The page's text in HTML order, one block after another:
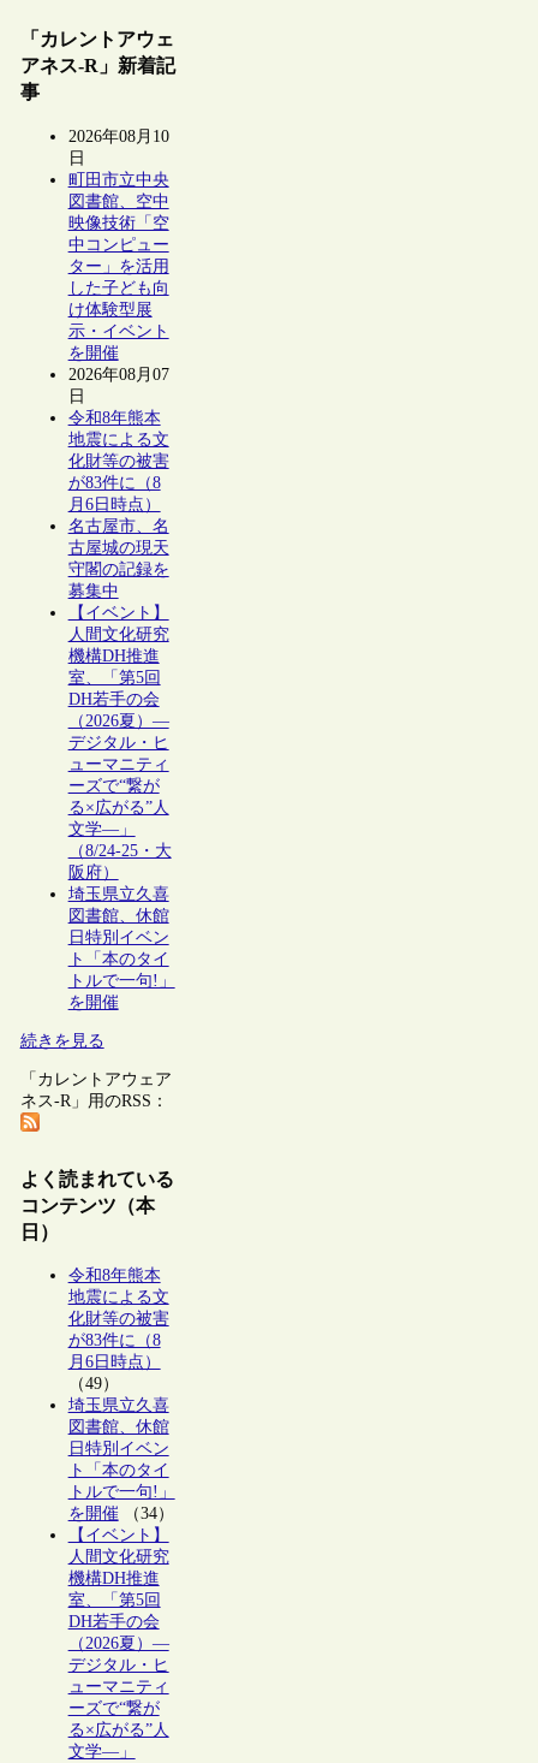
「カレントアウェ
アネス-R」新着記
事
2026年08月10
日
町田市立中央
図書館、空中
映像技術「空
中コンピュー
ター」を活用
した子ども向
け体験型展
示・イベント
を開催
2026年08月07
日
令和8年熊本
地震による文
化財等の被害
が83件に（8
月6日時点）
名古屋市、名
古屋城の現天
守閣の記録を
募集中
【イベント】
人間文化研究
機構DH推進
室、「第5回
DH若手の会
（2026夏）―
デジタル・ヒ
ューマニティ
ーズで“繋が
る×広がる”人
文学―」
（8/24-25・大
阪府）
埼玉県立久喜
図書館、休館
日特別イベン
ト「本のタイ
トルで一句!」
を開催
続きを見る
「カレントアウェア
ネス-R」用のRSS：
よく読まれている
コンテンツ（本
日）
令和8年熊本
地震による文
化財等の被害
が83件に（8
月6日時点）
（49）
埼玉県立久喜
図書館、休館
日特別イベン
ト「本のタイ
トルで一句!」
を開催（34）
【イベント】
人間文化研究
機構DH推進
室、「第5回
DH若手の会
（2026夏）―
デジタル・ヒ
ューマニティ
ーズで“繋が
る×広がる”人
文学―」